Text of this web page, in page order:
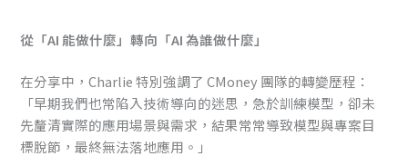
從「AI 能做什麼」轉向「AI 為誰做什麼」
在分享中，Charlie 特別強調了 CMoney 團隊的轉變歷程：
「早期我們也常陷入技術導向的迷思，急於訓練模型，卻未
先釐清實際的應用場景與需求，結果常常導致模型與專案目
標脫節，最終無法落地應用。」